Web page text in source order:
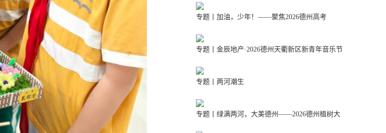
专题丨加油，少年！——聚焦2026德州高考
专题丨金辰地产·2026德州天衢新区新青年音乐节
专题丨两河潮生
专题丨绿满两河，大美德州——2026德州植树大